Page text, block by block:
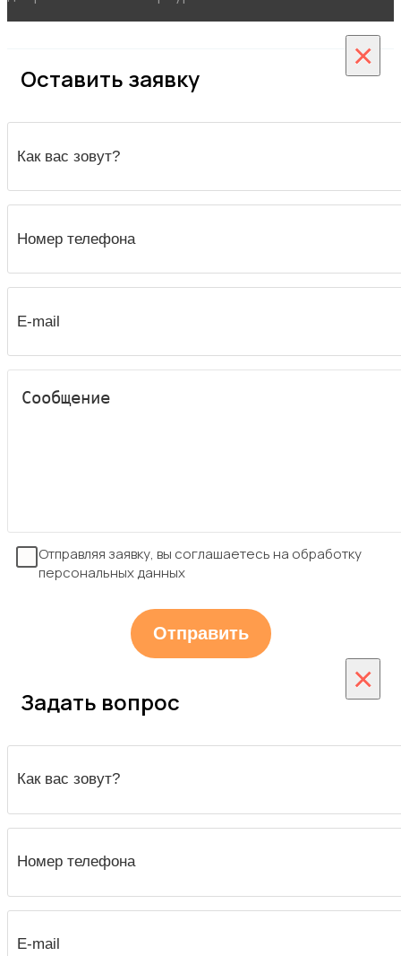
×
Оставить заявку
Отправляя заявку, вы соглашаетесь на обработку
персональных данных
×
Задать вопрос